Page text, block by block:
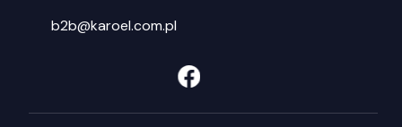
b2b@karoel.com.pl